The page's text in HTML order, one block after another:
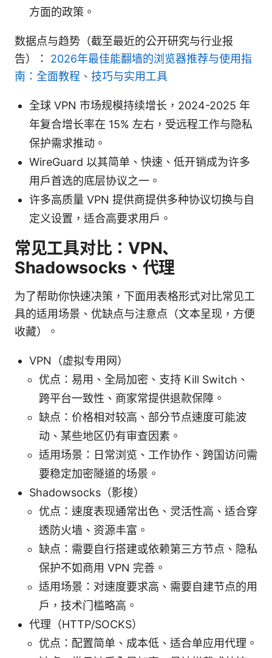
方面的政策。
数据点与趋势（截至最近的公开研究与行业报
告）： 2026年最佳能翻墙的浏览器推荐与使用指
南：全面教程、技巧与实用工具
全球 VPN 市场规模持续增长，2024-2025 年
年复合增长率在 15% 左右，受远程工作与隐私
保护需求推动。
WireGuard 以其简单、快速、低开销成为许多
用户首选的底层协议之一。
许多高质量 VPN 提供商提供多种协议切换与自
定义设置，适合高要求用户。
常见工具对比：VPN、
Shadowsocks、代理
为了帮助你快速决策，下面用表格形式对比常见工
具的适用场景、优缺点与注意点（文本呈现，方便
收藏）。
VPN（虚拟专用网）
优点：易用、全局加密、支持 Kill Switch、
跨平台一致性、商家常提供退款保障。
缺点：价格相对较高、部分节点速度可能波
动、某些地区仍有审查因素。
适用场景：日常浏览、工作协作、跨国访问需
要稳定加密隧道的场景。
Shadowsocks（影梭）
优点：速度表现通常出色、灵活性高、适合穿
透防火墙、资源丰富。
缺点：需要自行搭建或依赖第三方节点、隐私
保护不如商用 VPN 完善。
适用场景：对速度要求高、需要自建节点的用
户，技术门槛略高。
代理（HTTP/SOCKS）
优点：配置简单、成本低、适合单应用代理。